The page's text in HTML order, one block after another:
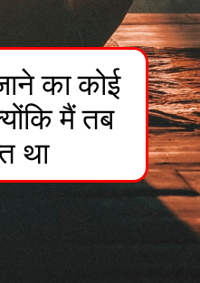
का कोई
मैं तब
था